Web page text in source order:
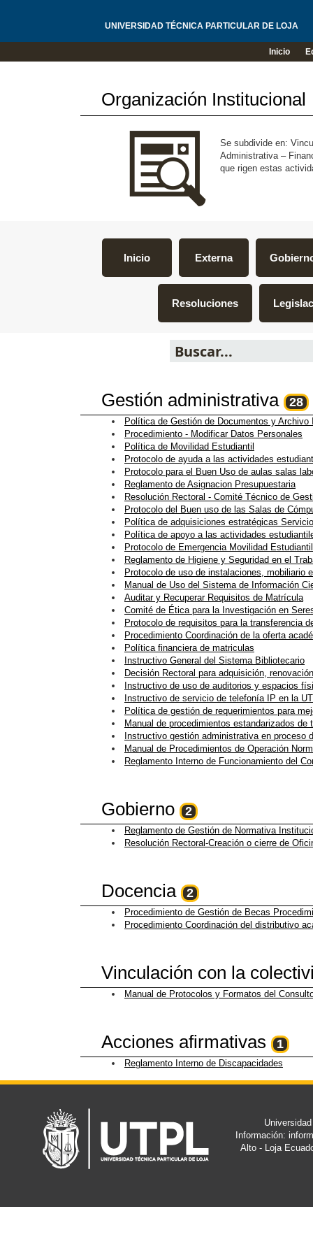
UNIVERSIDAD TÉCNICA PARTICULAR DE LOJA
Inicio
Organización Institucional
Se subdivide en:
Administrativa –
que rigen estas
Inicio Externa
Resoluciones
Gestión administrativa 28
Política de Gestión de Documentos y Archivo
Procedimiento - Modificar Datos Personales
Política de Movilidad Estudiantil
Protocolo de ayuda a las actividades
Protocolo para el Buen Uso de aulas salas
Reglamento de Asignacion Presupuestaria
Resolución Rectoral - Comité Técnico de
Protocolo del Buen uso de las Salas de
Política de adquisiciones estratégicas
Política de apoyo a las actividades
Protocolo de Emergencia Movilidad Estudiantil
Reglamento de Higiene y Seguridad en el
Protocolo de uso de instalaciones, mobiliario
Manual de Uso del Sistema de Información
Auditar y Recuperar Requisitos de Matrícula
Comité de Ética para la Investigación en
Protocolo de requisitos para la transferencia
Procedimiento Coordinación de la oferta
Política financiera de matriculas
Instructivo General del Sistema Bibliotecario
Decisión Rectoral para adquisición,
Instructivo de uso de auditorios y espacios
Instructivo de servicio de telefonía IP en la
Política de gestión de requerimientos para
Manual de procedimientos estandarizados
Instructivo gestión administrativa en proceso
Manual de Procedimientos de Operación
Reglamento Interno de Funcionamiento del
Gobierno 2
Reglamento de Gestión de Normativa
Resolución Rectoral-Creación o cierre de
Docencia 2
Procedimiento de Gestión de Becas
Procedimiento Coordinación del distributivo
Vinculación con la
Manual de Protocolos y Formatos del
Acciones afirmativas 1
Reglamento Interno de Discapacidades
Información:
Alto - Loja